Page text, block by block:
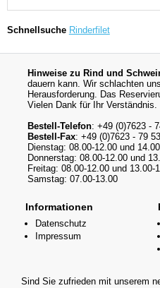
Schnellsuche Rinderfilet
Hinweise zu Rind und
dauern kann. Wir schlachten
Herausforderung. Das
Vielen Dank für Ihr Verständnis.
Bestell-Telefon: +49 (0)7623 -
Bestell-Fax: +49 (0)7623 - 79
Dienstag: 08.00-12.00 und
Donnerstag: 08.00-12.00 und
Freitag: 08.00-12.00 und 13.00-
Samstag: 07.00-13.00
Informationen
Datenschutz
Impressum
Sind Sie zufrieden mit unserem